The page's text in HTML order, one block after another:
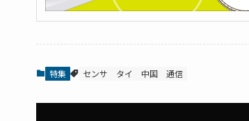
特集 センサ タイ 中国 通信